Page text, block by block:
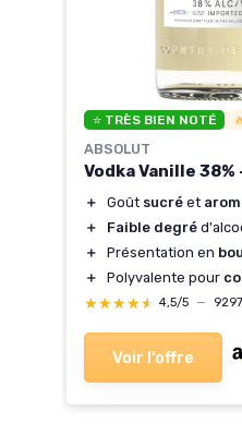
⭐ TRÈS BIEN NOTÉ
ABSOLUT
Vodka Vanille 38%
＋ Goût sucré et
＋
Faible degré
＋
Présentation en
＋
Polyvalente pour
★★★★★
★★★★★ 4,5/5 —
Voir l'offre